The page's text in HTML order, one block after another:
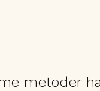
metoder